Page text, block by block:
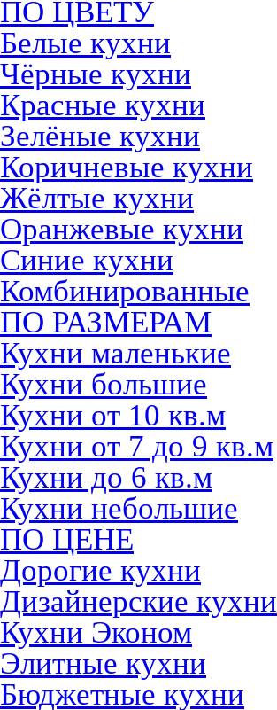
ПО ЦВЕТУ
Белые кухни
Чёрные кухни
Красные кухни
Зелёные кухни
Коричневые кухни
Жёлтые кухни
Оранжевые кухни
Синие кухни
Комбинированные
ПО РАЗМЕРАМ
Кухни маленькие
Кухни большие
Кухни от 10 кв.м
Кухни от 7 до 9 кв.м
Кухни до 6 кв.м
Кухни небольшие
ПО ЦЕНЕ
Дорогие кухни
Дизайнерские кухни
Кухни Эконом
Элитные кухни
Бюджетные кухни